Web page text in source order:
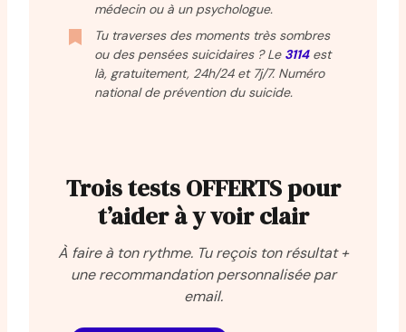
médecin ou à un psychologue.
Tu traverses des moments très sombres
ou des pensées suicidaires ? Le 3114est
là, gratuitement, 24h/24 et 7j/7. Numéro
national de prévention du suicide.
Trois tests OFFERTS pour
t’aider à y voir clair
À faire à ton rythme. Tu reçois ton résultat +
une recommandation personnalisée par
email.